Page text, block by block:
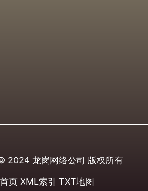
2024 龙岗网络公司 版权所有
页 XML索引 TXT地图